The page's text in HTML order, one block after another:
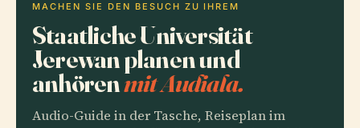
MACHEN SIE DEN BESUCH ZU IHREM
Staatliche Universität
Jerewan planen und
anhörenmit Audiala.
Audio-Guide in der Tasche, Reiseplan im